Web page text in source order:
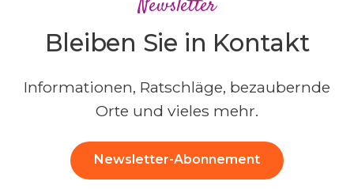
Newsletter
Bleiben Sie in Kontakt
Informationen, Ratschläge, bezaubernde
Orte und vieles mehr.
Newsletter-Abonnement